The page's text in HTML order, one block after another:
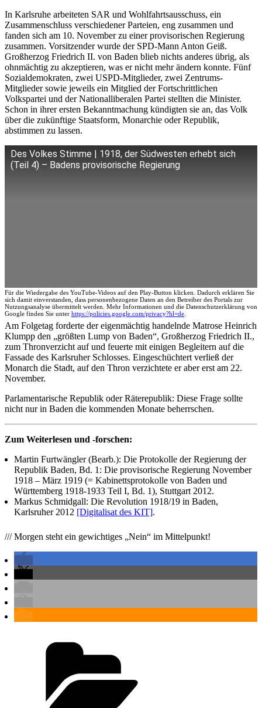
In Karlsruhe arbeiteten SAR und Wohlfahrtsausschuss, ein
Zusammenschluss verschiedener Parteien, eng zusammen und
fanden sich am 10. November zu einer provisorischen Regierung
zusammen. Vorsitzender wurde der SPD-Mann Anton Geiß.
Großherzog Friedrich II. von Baden blieb nichts anderes übrig, als
ohnmächtig zu akzeptieren, was er nicht mehr ändern konnte. Fünf
Sozialdemokraten, zwei USPD-Mitglieder, zwei Zentrums-
Mitglieder sowie jeweils ein Mitglied der Fortschrittlichen
Volkspartei und der Nationalliberalen Partei stellten die Minister.
Schon in ihrer ersten Bekanntmachung kündigten sie an, das Volk
über die zukünftige Staatsform, Monarchie oder Republik,
abstimmen zu lassen.
Des Volkes Stimme | 1918, der Südwesten erhebt sich
(Teil 4) – Badens provisorische Regierung
Für die Wiedergabe des YouTube-Videos auf den Play-Button klicken. Dadurch erklären Sie
sich damit einverstanden, dass personenbezogene Daten an den Betreiber des Portals zur
Nutzungsanalyse übermittelt werden. Mehr Informationen und die Datenschutzerklärung von
Google finden Sie unter https://policies.google.com/privacy?hl=de
Am Folgetag forderte der eigenmächtig handelnde Matrose Heinrich
Klumpp den „größten Lump von Baden“, Großherzog Friedrich II.,
zum Thronverzicht auf und feuerte mit einigen Begleitern auf die
Fassade des Karlsruher Schlosses. Eingeschüchtert verließ der
Monarch die Stadt, auf den Thron verzichtete er aber erst am 22.
November.
Parlamentarische Republik oder Räterepublik: Diese Frage sollte
nicht nur in Baden die kommenden Monate beherrschen.
Zum Weiterlesen und -forschen:
Martin Furtwängler (Bearb.): Die Protokolle der Regierung der
Republik Baden, Bd. 1: Die provisorische Regierung November
1918 – März 1919 (= Kabinettsprotokolle von Baden und
Württemberg 1918-1933 Teil I, Bd. 1), Stuttgart 2012.
Markus Schmidgall: Die Revolution 1918/19 in Baden,
Karlsruher 2012 [Digitalisat des KIT].
/// Morgen steht ein gewichtiges „Nein“ im Mittelpunkt!